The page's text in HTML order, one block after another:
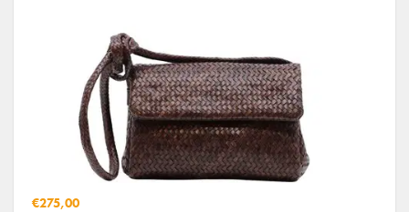
€275,00